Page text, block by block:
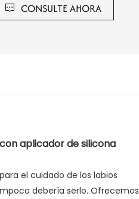
CONSULTE AHORA
aplicador de silicona
el cuidado de los labios
debería serlo. Ofrecemos